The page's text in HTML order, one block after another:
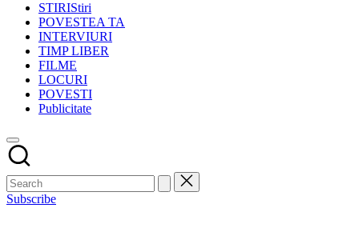
STIRIStiri
POVESTEA TA
INTERVIURI
TIMP LIBER
FILME
LOCURI
POVESTI
Publicitate
Subscribe